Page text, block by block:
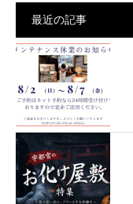
最近の記事